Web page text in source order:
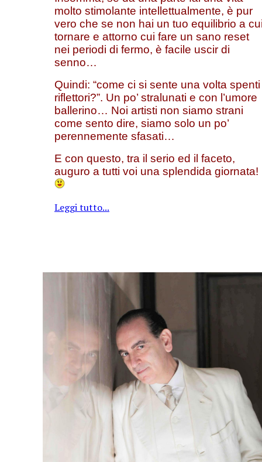
molto stimolante intellettualmente, è pur
vero che se non hai un tuo equilibrio a
tornare e attorno cui fare un sano reset
nei periodi di fermo, è facile uscir di
senno…
Quindi: “come ci si sente una volta spenti
riflettori?”. Un po’ stralunati e con l’umore
ballerino… Noi artisti non siamo strani
come sento dire, siamo solo un po’
perennemente sfasati…
E con questo, tra il serio ed il faceto,
auguro a tutti voi una splendida giornata!
Leggi tutto...